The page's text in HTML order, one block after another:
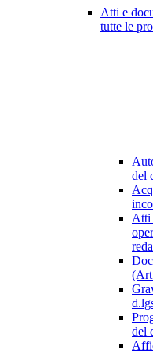
Atti e
tutte le
del
Atti
del